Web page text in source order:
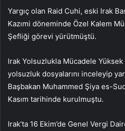
Yargıç olan Raid Cuhi, eski Irak
Kazımi döneminde Özel Kalem
Şefliği görevi yürütmüştü.
Irak Yolsuzlukla Mücadele
yolsuzluk dosyalarını inceleyip
Başbakan Muhammed Şiya es-
Kasım tarihinde kurulmuştu.
Irak’ta 16 Ekim’de Genel Vergi